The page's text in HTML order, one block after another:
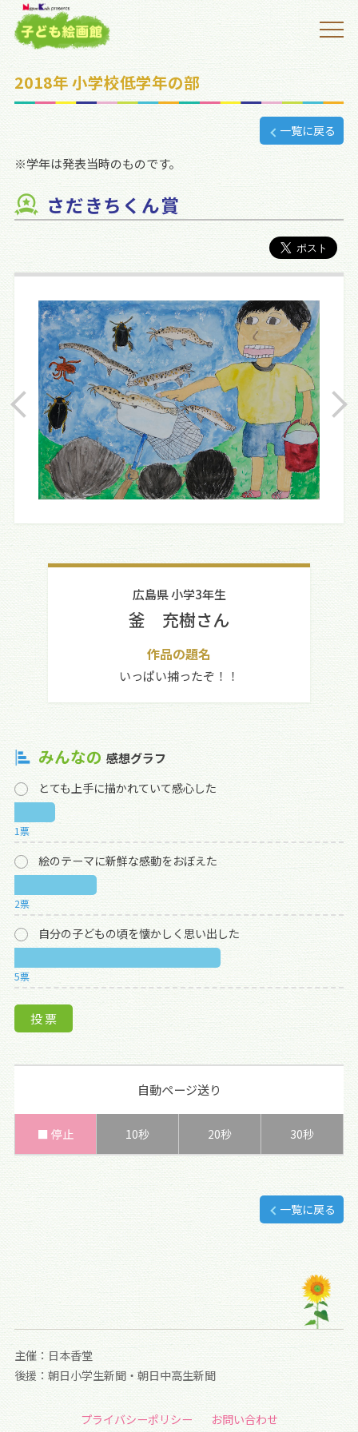
2018年 小学校低学年の部
一覧に戻る
※学年は発表当時のものです。
さだきちくん賞
広島県 小学3年生
釜 充樹さん
作品の題名
いっぱい捕ったぞ！！
みんなの 感想グラフ
とても上手に描かれていて感心した
1票
絵のテーマに新鮮な感動をおぼえた
2票
自分の子どもの頃を懐かしく思い出した
5票
自動ページ送り
■ 停止 10秒 20秒 30秒
一覧に戻る
主催：日本香堂
後援：朝日小学生新聞・朝日中高生新聞
プライバシーポリシー お問い合わせ